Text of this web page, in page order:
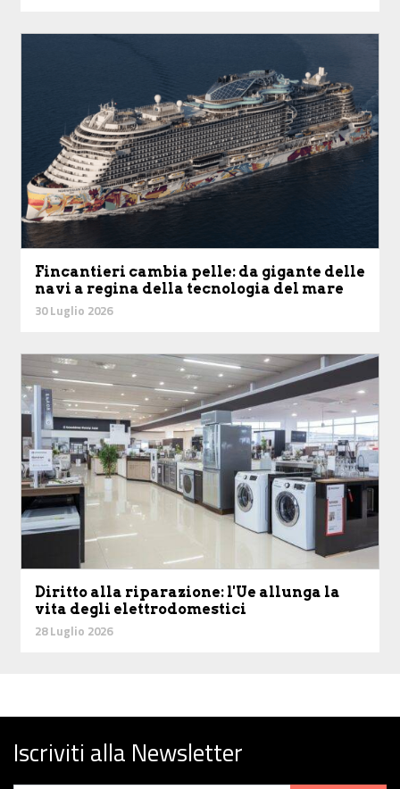
Fincantieri cambia pelle: da gigante delle
navi a regina della tecnologia del mare
30 Luglio 2026
Diritto alla riparazione: l'Ue allunga la
vita degli elettrodomestici
28 Luglio 2026
Iscriviti alla Newsletter